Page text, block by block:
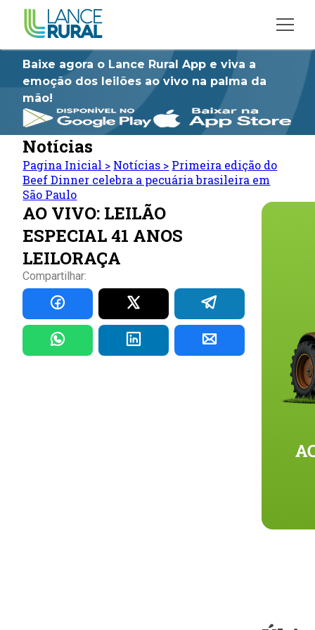
Baixe agora o Lance Rural App e viva a
emoção dos leilões ao vivo na palma da
mão!
Notícias
Pagina Inicial > Notícias > Primeira edição do
Beef Dinner celebra a pecuária brasileira em
São Paulo
AO VIVO: LEILÃO
ESPECIAL 41 ANOS
LEILORAÇA
Compartilhar: